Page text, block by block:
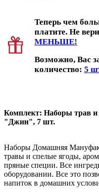
Теперь чем
платите. Не
МЕНЬШЕ!
Возможно, Вас
количество: 5
Комплект: Наборы трав
"Джин", 7 шт.
Наборы Домашняя
травы и спелые ягоды,
пряные специи. Все
оборудовании. Все это
напиток в домашних